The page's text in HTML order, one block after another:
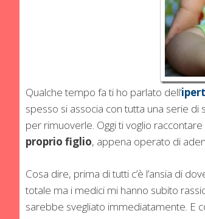
Qualche tempo fa ti ho parlato dell’
spesso si associa con tutta una serie
per rimuoverle. Oggi ti voglio raccontare
proprio figlio, appena operato di
Cosa dire, prima di tutti c’è l’ansia di
totale ma i medici mi hanno subito
sarebbe svegliato immediatamente. E